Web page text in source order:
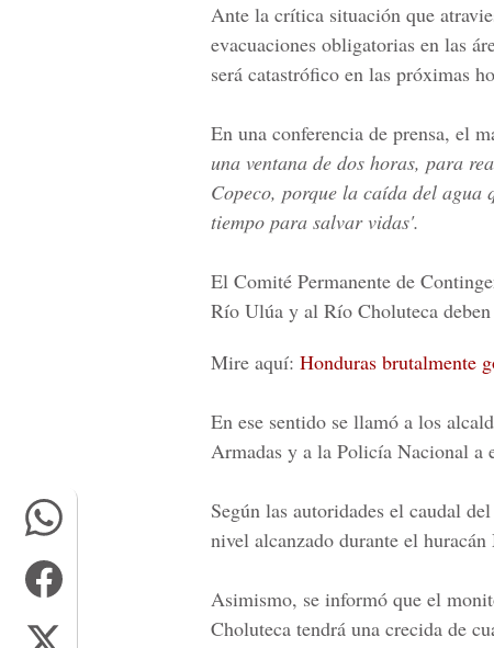
Ante la crítica situación que
evacuaciones obligatorias en las
será catastrófico en las próximas
En una conferencia de prensa, el
una ventana de dos horas, para
Copeco, porque la caída del agua
tiempo para salvar vidas'.
El Comité Permanente de
Río Ulúa y al Río Choluteca
Mire aquí: Honduras brutalmente
En ese sentido se llamó a los
Armadas y a la Policía Nacional a
Según las autoridades el caudal
nivel alcanzado durante el
Asimismo, se informó que el
Choluteca tendrá una crecida de